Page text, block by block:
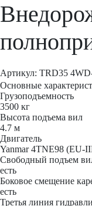
Aртикул: TRD35
Основные
Грузоподъемность
3500 кг
Высота подъема вил
4.7 м
Двигатель
Yanmar 4TNE98 (EU-
Свободный подъем
есть
Боковое смещение
есть
Третья линия